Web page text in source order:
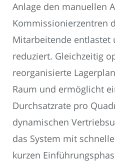
Anlage den manuellen
Kommissionierzentren
Mitarbeitende entlastet
reduziert. Gleichzeitig
reorganisierte
Raum und ermöglicht
Durchsatzrate pro
dynamischen
das System mit
kurzen